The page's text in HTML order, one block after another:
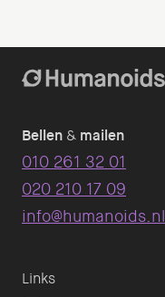
Bellen & mailen
010 261 32 01
020 210 17 09
info@humanoids.nl
Links